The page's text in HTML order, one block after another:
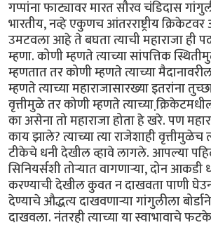
गप्पांना फाट्यावर मारत सौरव चंडिदास
भारतीय, नव्हे एकुणच आंतरराष्ट्रीय
उमटवला आहे ते बघता त्याची महाराजा ही
म्हणा. कोणी म्हणते त्याच्या सांपत्तिक
म्हणतात तर कोणी म्हणते त्याच्या
म्हणते त्याच्या महाराजासारख्या इतरांना
वृत्तीमुळे तर कोणी म्हणते त्याच्या
का असेना तो महाराजा होता हे खरे. पण
काय झाले? त्याच्या त्या राजेशाही वृत्तीमुळेच
टीकेचे धनी देखील व्हावे लागले. आपल्या
सिनियर्सशी तोर्‍यात वागणार्‍या, दोन आकडी
करण्याची देखील कुवत न दाखवता पाणी
देण्याचे औद्धत्य दाखवणार्‍या गांगुलीला
दाखवला. नंतरही त्याच्या या स्वाभावाचे फटके